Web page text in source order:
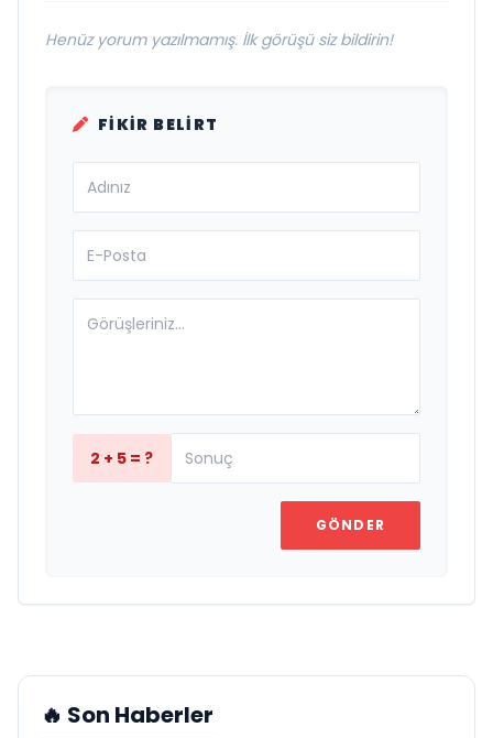
Henüz yorum yazılmamış. İlk görüşü siz bildirin!
FIKIR BELIRT
2 + 5 = ?
GÖNDER
🔥 Son Haberler